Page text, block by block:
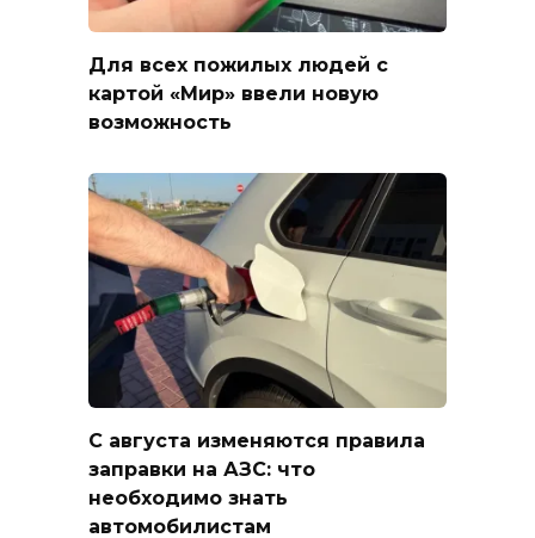
Для всех пожилых людей с
картой «Мир» ввели новую
возможность
С августа изменяются правила
заправки на АЗС: что
необходимо знать
автомобилистам